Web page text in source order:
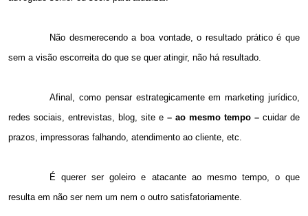
Não desmerecendo a boa vontade, o resultado prático é que
sem a visão escorreita do que se quer atingir, não há resultado.
Afinal, como pensar estrategicamente em marketing jurídico,
redes sociais, entrevistas, blog, site e – ao mesmo tempo – cuidar de
prazos, impressoras falhando, atendimento ao cliente, etc.
É querer ser goleiro e atacante ao mesmo tempo, o que
resulta em não ser nem um nem o outro satisfatoriamente.